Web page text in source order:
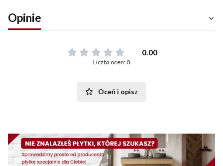
Opinie
0.00
Liczba ocen: 0
Oceń i opisz